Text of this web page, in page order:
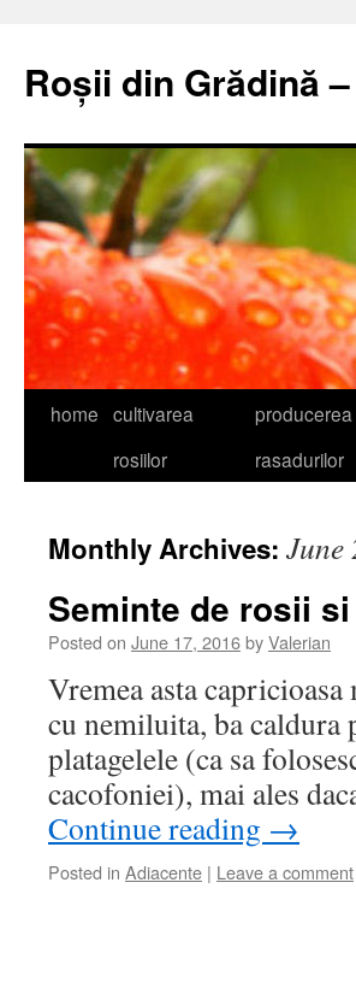
content
Roșii din Grădină
home cultivarea
rosiilor
producerea
rasadurilor
Monthly Archives: June
Seminte de rosii
Posted on June 17, 2016byValerian
Vremea asta
cu nemiluita, ba caldura
platagelele (ca sa
cacofoniei), mai ales
Continue reading →
Posted in Adiacente | Leave a comment